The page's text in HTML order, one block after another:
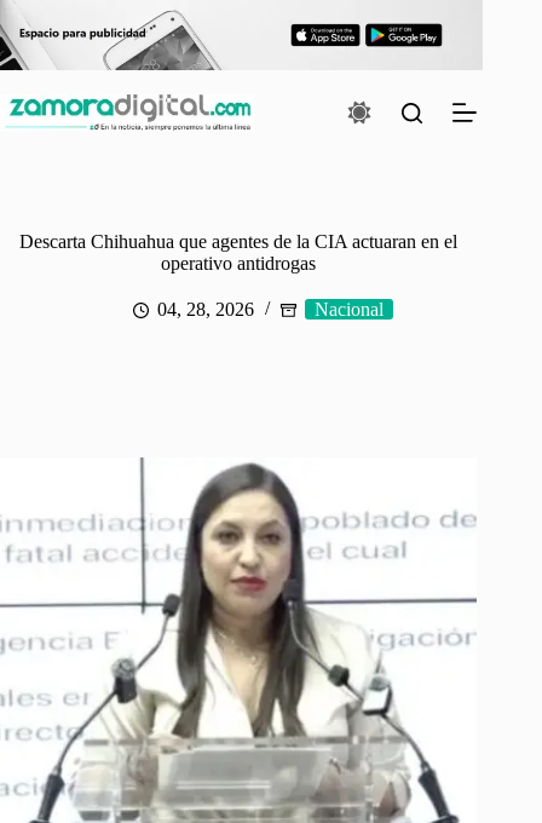
al
contenido
Descarta Chihuahua que agentes de la CIA actuaran en el
operativo antidrogas
04, 28, 2026 Nacional